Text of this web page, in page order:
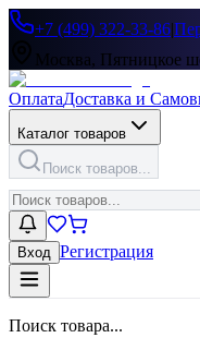
+7 (499) 322-33-86|
Москва, Пятницкое
ОплатаДоставка и
Каталог товаров
Поиск товаров...
Вход Регистрация
Поиск товара...